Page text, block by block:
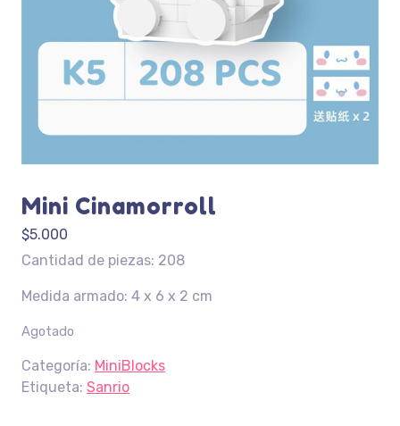
Mini Cinamorroll
$5.000
Cantidad de piezas: 208
Medida armado: 4 x 6 x 2 cm
Agotado
Categoría: MiniBlocks
Etiqueta: Sanrio